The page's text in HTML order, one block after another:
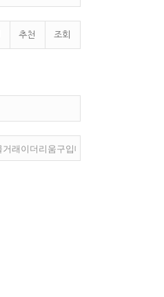
추천 조회